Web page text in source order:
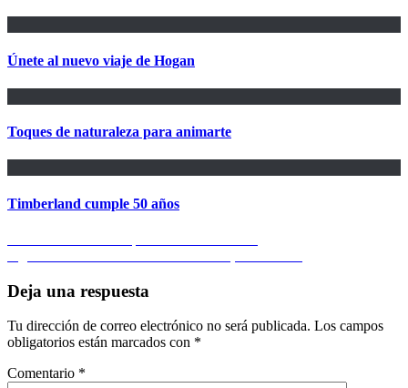
Únete al nuevo viaje de Hogan
Toques de naturaleza para animarte
Timberland cumple 50 años
Navegación
de
entradas
Deja una respuesta
Tu dirección de correo electrónico no será publicada. Los campos
obligatorios están marcados con *
Comentario *